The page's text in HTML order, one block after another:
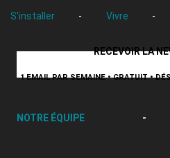
S'installer - Vivre -
RECEVOIR LA
1 EMAIL PAR SEMAINE • GRATUIT •
NOTRE ÉQUIPE -